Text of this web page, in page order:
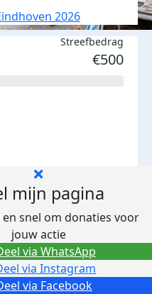
2026
Streefbedrag
€500
mijn pagina
en snel om donaties voor
jouw actie
via Facebook
via Instagram
via WhatsApp